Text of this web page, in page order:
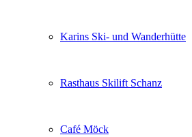
Karins Ski- und Wanderhütte
Rasthaus Skilift Schanz
Café Möck